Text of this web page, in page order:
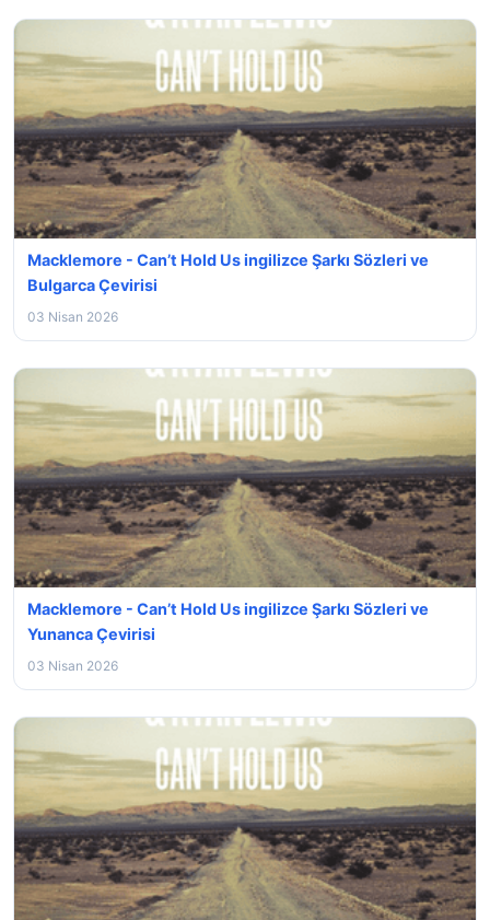
Macklemore - Can’t Hold Us ingilizce Şarkı Sözleri ve
Bulgarca Çevirisi
03 Nisan 2026
Macklemore - Can’t Hold Us ingilizce Şarkı Sözleri ve
Yunanca Çevirisi
03 Nisan 2026